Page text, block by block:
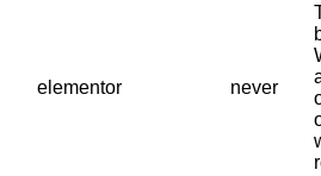
elementor never